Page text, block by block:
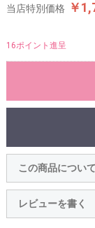
当店特別価格 ￥
16ポイント進呈
この商品につい
レビューを書く